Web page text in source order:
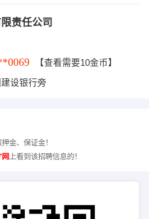
责任公司
【查看需要10金币】
设银行旁
金、保证金！
网 上看到该招聘信息的！